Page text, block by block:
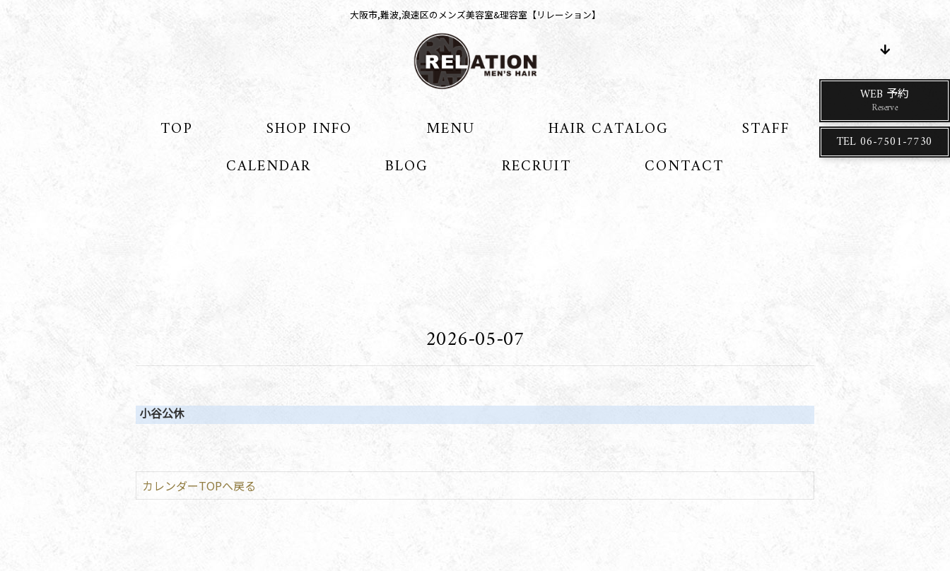
大阪市,難波,浪速区のメンズ美容室&理容室【リレーション】
TOP SHOP INFO MENU HAIR CATALOG
STAFF
CALENDAR
BLOG RECRUIT CONTACT
2026-05-07
小谷公休
カレンダーTOPへ戻る
WEB 予約
Reserve
TEL 06-7501-7730